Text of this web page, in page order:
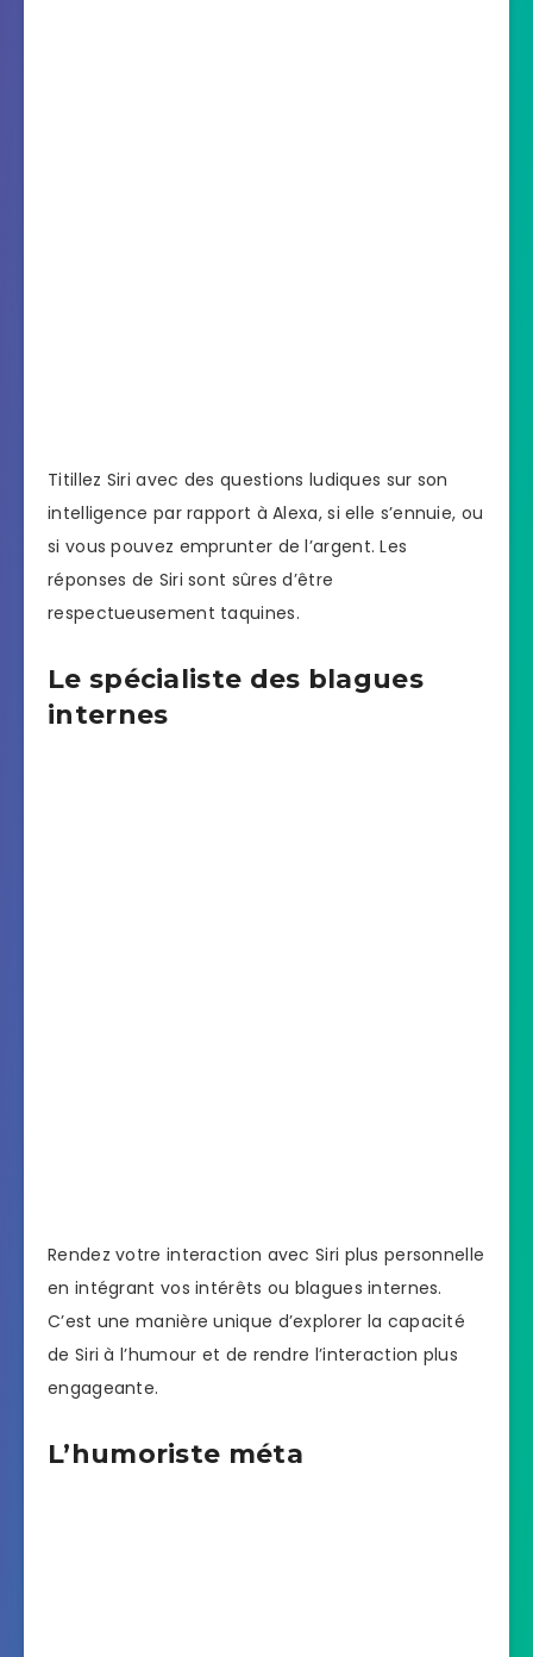
Titillez Siri avec des questions ludiques sur son
intelligence par rapport à Alexa, si elle s’ennuie, ou
si vous pouvez emprunter de l’argent. Les
réponses de Siri sont sûres d’être
respectueusement taquines.
Le spécialiste des blagues
internes
Rendez votre interaction avec Siri plus personnelle
en intégrant vos intérêts ou blagues internes.
C’est une manière unique d’explorer la capacité
de Siri à l’humour et de rendre l’interaction plus
engageante.
L’humoriste méta